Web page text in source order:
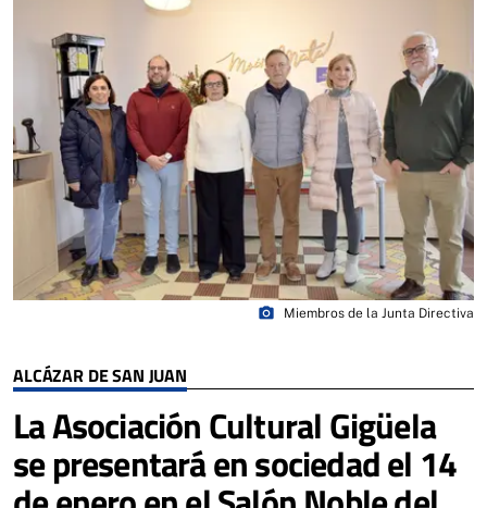
ALCÁZAR DE SAN JUAN
La Asociación Cultural Gigüela
se presentará en sociedad el 14
photo_camera Miembros de la Junta Directiva